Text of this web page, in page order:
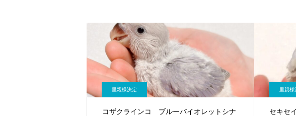
里親様決定
コザクラインコ ブルーバイオレットシナ
里親様
セキセ